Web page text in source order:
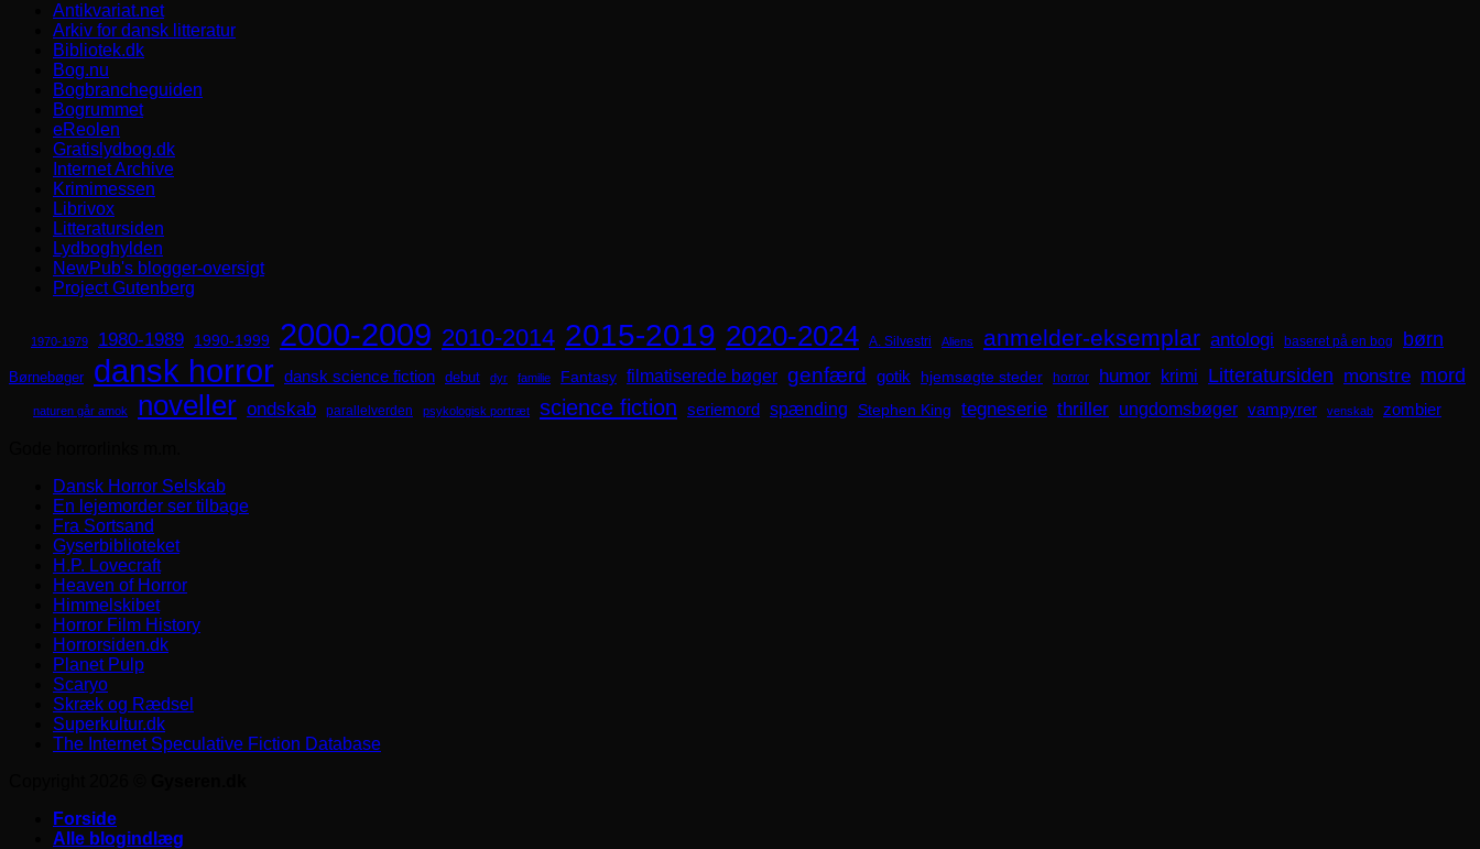
Antikvariat.net
Arkiv for dansk litteratur
Bibliotek.dk
Bog.nu
Bogbrancheguiden
Bogrummet
eReolen
Gratislydbog.dk
Internet Archive
Krimimessen
Librivox
Litteratursiden
Lydboghylden
NewPub's blogger-oversigt
Project Gutenberg
1970-1979 1980-1989 1990-1999 2000-2009 2010-2014 2015-2019 2020-2024 A. Silvestri Aliens anmelder-eksemplar antologi baseret på en bog børn
Børnebøger dansk horror dansk science fiction debut dyr familie Fantasy filmatiserede bøger genfærd gotik hjemsøgte steder horror humor krimi Litteratursiden monstre mord
naturen går amok noveller ondskab parallelverden psykologisk portræt science fiction seriemord spænding Stephen King tegneserie thriller ungdomsbøger vampyrer venskab zombier
Dansk Horror Selskab
En lejemorder ser tilbage
Fra Sortsand
Gyserbiblioteket
H.P. Lovecraft
Heaven of Horror
Himmelskibet
Horror Film History
Horrorsiden.dk
Planet Pulp
Scaryo
Skræk og Rædsel
Superkultur.dk
The Internet Speculative Fiction Database
Forside
Alle blogindlæg